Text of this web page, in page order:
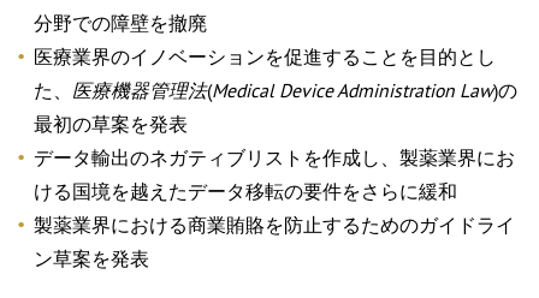
分野での障壁を撤廃
医療業界のイノベーションを促進することを目的とし
た、 医療機器管理法(Medical Device Administration Law)の
最初の草案を発表
データ輸出のネガティブリストを作成し、製薬業界にお
ける国境を越えたデータ移転の要件をさらに緩和
製薬業界における商業賄賂を防止するためのガイドライ
ン草案を発表